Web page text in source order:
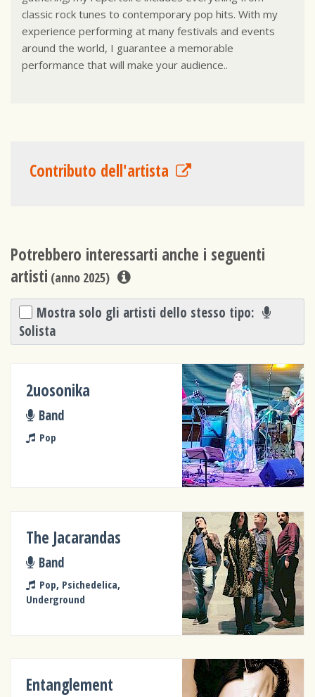
classic rock tunes to contemporary pop hits. With my
experience performing at many festivals and events
around the world, I guarantee a memorable
performance that will make your audience..
Contributo dell'artista
Potrebbero interessarti anche i seguenti
artisti (anno 2025)
Mostra solo gli artisti dello stesso tipo:
Solista
2uosonika
Band
Pop
The Jacarandas
Band
Pop, Psichedelica,
Underground
Entanglement